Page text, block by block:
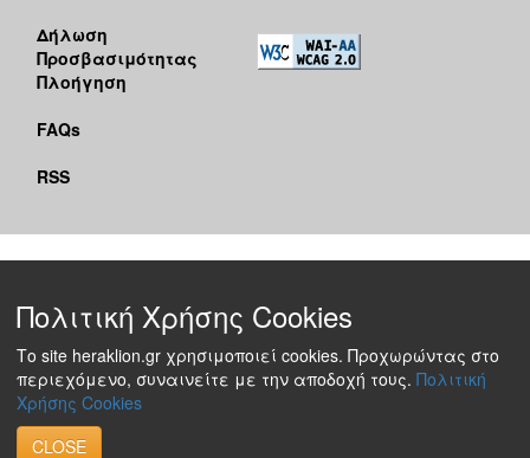
Δήλωση
Προσβασιμότητας
Πλοήγηση
FAQs
RSS
Πολιτική Χρήσης Cookies
Το site heraklion.gr χρησιμοποιεί cookies. Προχωρώντας στο
περιεχόμενο, συναινείτε με την αποδοχή τους. Πολιτική
Χρήσης Cookies
CLOSE